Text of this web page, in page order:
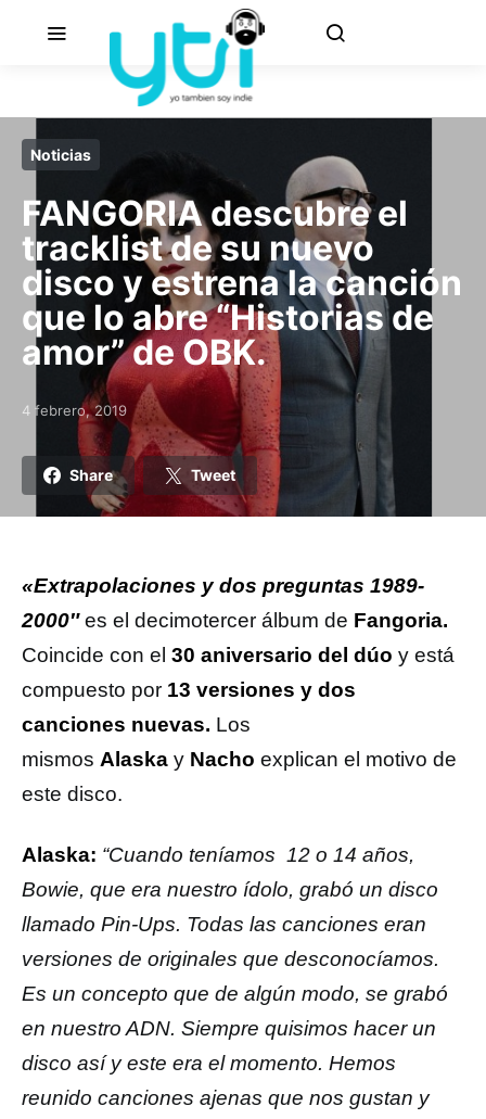
Noticias
FANGORIA descubre el
tracklist de su nuevo
disco y estrena la canción
que lo abre “Historias de
amor” de OBK.
Posted on
4 febrero, 2019
Share Tweet
«Extrapolaciones y dos preguntas 1989-
2000″es el decimotercer álbum de Fangoria.
Coincide con el 30 aniversario del dúo y está
compuesto por 13 versiones y dos
canciones nuevas. Los
mismos Alaska y Nacho explican el motivo de
este disco.
Alaska: “Cuando teníamos 12 o 14 años,
Bowie, que era nuestro ídolo, grabó un disco
llamado Pin-Ups. Todas las canciones eran
versiones de originales que desconocíamos.
Es un concepto que de algún modo, se grabó
en nuestro ADN. Siempre quisimos hacer un
disco así y este era el momento. Hemos
reunido canciones ajenas que nos gustan y